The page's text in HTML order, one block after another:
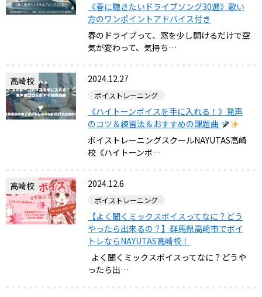
《春に聴きたいドライブソング30選》歌い
方のワンポイントアドバイス付き
春のドライブって、窓を少し開けるだけで空
気が変わって、気持ち…
高崎校 2024.12.27
ボイストレーニング
《ハイトーンボイスを手に入れる！》発声
のコツ＆練習法＆おすすめの課題曲
ボイストレーニングスクールNAYUTAS高崎
校《ハイトーンボ…
高崎校 2024.12.6
ボイストレーニング
【よく聞くミックスボイスってなに？どう
やったら出来るの？】群馬県高崎市でボイ
トレならNAYUTAS高崎校！
よく聞くミックスボイスってなに？どうや
ったら出…